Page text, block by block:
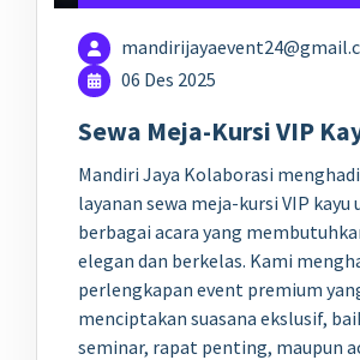
06 Des 2025
Sewa Meja-Kursi VIP
Mandiri Jaya Kolaborasi
layanan sewa meja-kursi VIP kayu
berbagai acara yang
elegan dan berkelas. Kami
perlengkapan event premium
menciptakan suasana ekslusif,
seminar, rapat penting, maupun